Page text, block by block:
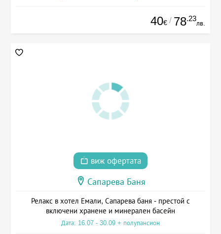
40€ / 78.23
лв.
виж офертата
Сапарева Баня
Релакс в хотел Емали, Сапарева баня - престой с
включени хранене и минерален басейн
Дата: 16.07 - 30.09 + полупансион